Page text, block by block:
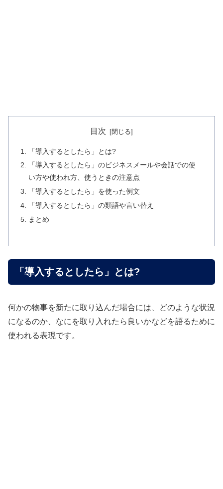
目次
「導入するとしたら」とは?
「導入するとしたら」のビジネスメールや会話での使
い方や使われ方、使うときの注意点
「導入するとしたら」を使った例文
「導入するとしたら」の類語や言い替え
まとめ
「導入するとしたら」とは?
何かの物事を新たに取り込んだ場合には、どのような状況
になるのか、なにを取り入れたら良いかなどを語るために
使われる表現です。